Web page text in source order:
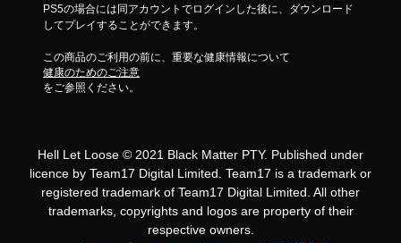
PS5の場合には同アカウントでログインした後に、ダウンロード
してプレイすることができます。
この商品のご利用の前に、重要な健康情報について
健康のためのご注意
をご参照ください。
Hell Let Loose © 2021 Black Matter PTY. Published under
licence by Team17 Digital Limited. Team17 is a trademark or
registered trademark of Team17 Digital Limited. All other
trademarks, copyrights and logos are property of their
respective owners.